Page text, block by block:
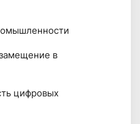
в
цифровых